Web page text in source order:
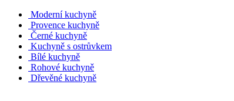
Moderní kuchyně
Provence kuchyně
Černé kuchyně
Kuchyně s ostrůvkem
Bílé kuchyně
Rohové kuchyně
Dřevěné kuchyně